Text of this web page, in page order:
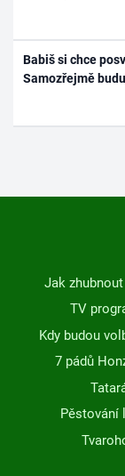
Babiš si chce
Samozřejmě
Jak zhubnout
TV
Kdy budou
7 pádů
Pěstování